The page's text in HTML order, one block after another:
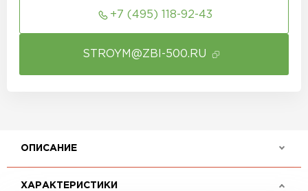
+7 (495) 118-92-43
STROYM@ZBI-500.RU
ОПИСАНИЕ
ХАРАКТЕРИСТИКИ